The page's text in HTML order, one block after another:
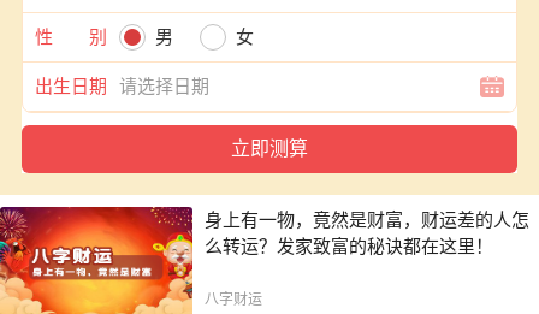
性 别 男 女
出生日期
身上有一物，竟然是财富，财运差的人怎
么转运？发家致富的秘诀都在这里！
八字财运